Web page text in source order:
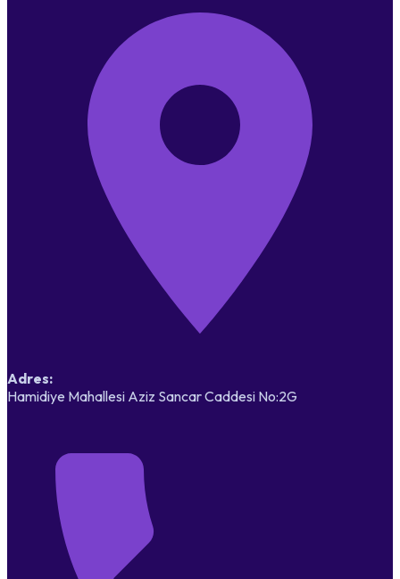
Adres:
Hamidiye Mahallesi Aziz Sancar Caddesi No:2G